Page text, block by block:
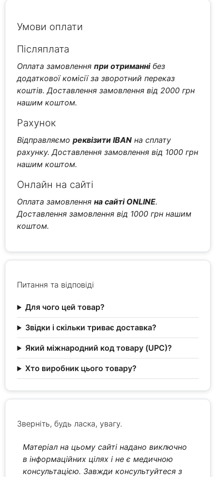
Умови оплати
Післяплата
Оплата замовленняпри отриманнібез
додаткової комісії за зворотний переказ
коштів. Доставлення замовлення від 2000 грн
нашим коштом.
Рахунок
Відправляємореквізити IBAN на сплату
рахунку. Доставлення замовлення від 1000 грн
нашим коштом.
Онлайн на сайті
Оплата замовленняна сайті ONLINE.
Доставлення замовлення від 1000 грн нашим
коштом.
Питання та відповіді
Для чого цей товар?
Звідки і скільки триває доставка?
Який міжнародний код товару (UPC)?
Хто виробник цього товару?
Зверніть, будь ласка, увагу.
Матеріал на цьому сайті надано виключно
в інформаційних цілях і не є медичною
консультацією. Завжди консультуйтеся з